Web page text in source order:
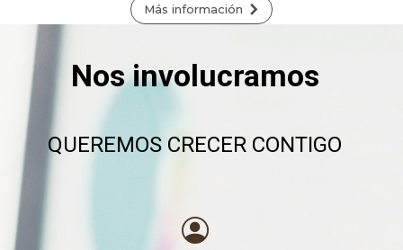
Más información
Nos involucramos
QUEREMOS CRECER CONTIGO